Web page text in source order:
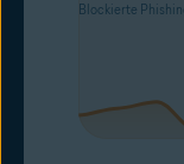
Blockierte